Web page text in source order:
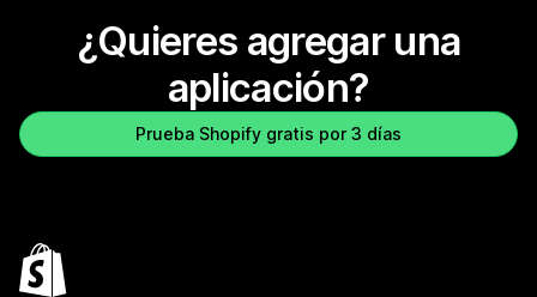
¿Quieres agregar una
aplicación?
Prueba Shopify gratis por 3 días